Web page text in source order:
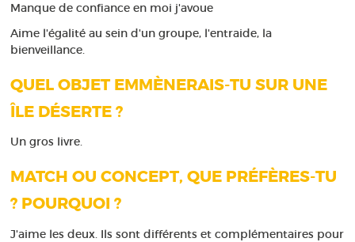
Manque de confiance en moi j'avoue
Aime l'égalité au sein d'un groupe, l'entraide, la
bienveillance.
QUEL OBJET EMMÈNERAIS-TU SUR UNE
ÎLE DÉSERTE ?
Un gros livre.
MATCH OU CONCEPT, QUE PRÉFÈRES-TU
? POURQUOI ?
J'aime les deux. Ils sont différents et complémentaires pour